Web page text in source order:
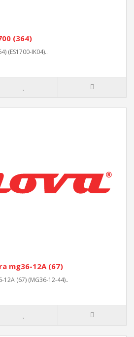
(364)
(ES1700-IK04)..
mg36-12A (67)
(67) (MG36-12-44)..